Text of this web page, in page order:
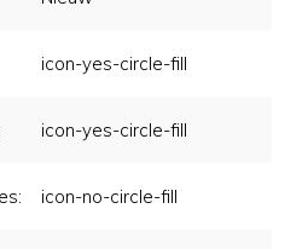
icon-yes-circle-fill
icon-yes-circle-fill
icon-no-circle-fill